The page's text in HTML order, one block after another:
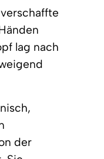
lag nach
der